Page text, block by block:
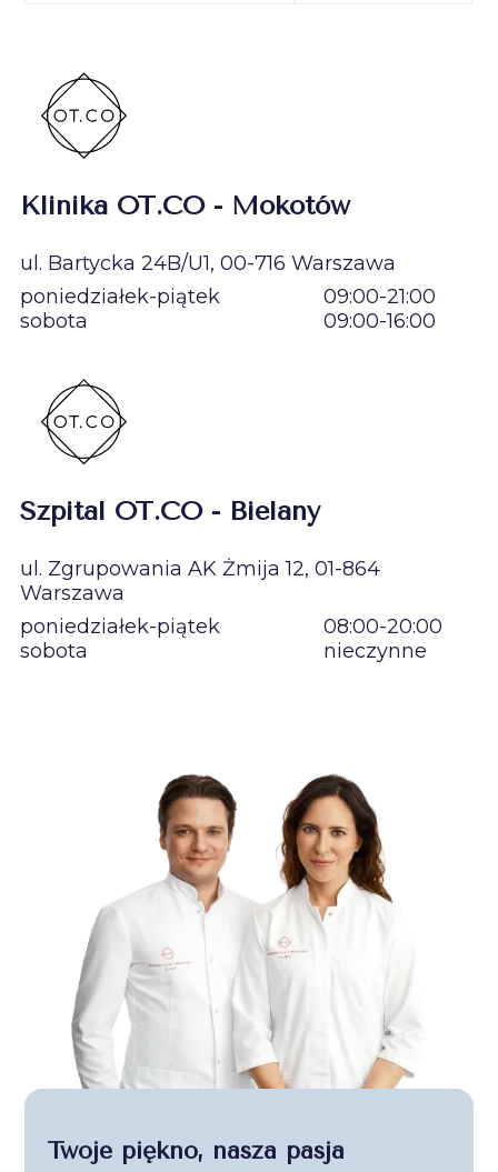
Klinika OT.CO - Mokotów
ul. Bartycka 24B/U1, 00-716 Warszawa
poniedziałek-piątek
09:00-21:00
sobota
09:00-16:00
Szpital OT.CO - Bielany
ul. Zgrupowania AK Żmija 12, 01-864
Warszawa
poniedziałek-piątek
08:00-20:00
sobota
nieczynne
Twoje piękno, nasza pasja